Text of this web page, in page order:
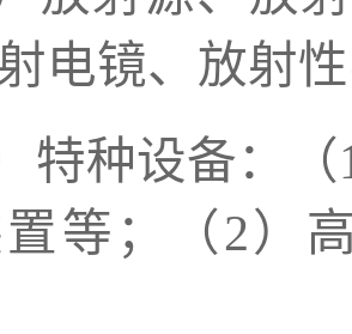
电镜、放射
特种设备：
等；（2）